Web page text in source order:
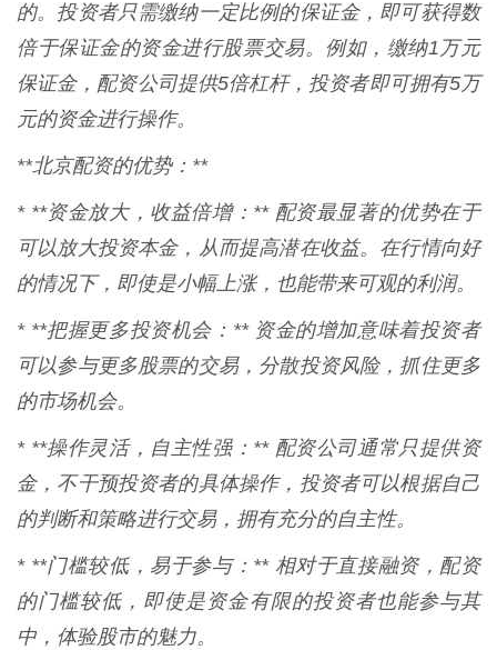
的。投资者只需缴纳一定比例的保证金，即可获得数
倍于保证金的资金进行股票交易。例如，缴纳1万元
保证金，配资公司提供5倍杠杆，投资者即可拥有5万
元的资金进行操作。
**北京配资的优势：**
* **资金放大，收益倍增：** 配资最显著的优势在于
可以放大投资本金，从而提高潜在收益。在行情向好
的情况下，即使是小幅上涨，也能带来可观的利润。
* **把握更多投资机会：** 资金的增加意味着投资者
可以参与更多股票的交易，分散投资风险，抓住更多
的市场机会。
* **操作灵活，自主性强：** 配资公司通常只提供资
金，不干预投资者的具体操作，投资者可以根据自己
的判断和策略进行交易，拥有充分的自主性。
* **门槛较低，易于参与：** 相对于直接融资，配资
的门槛较低，即使是资金有限的投资者也能参与其
中，体验股市的魅力。